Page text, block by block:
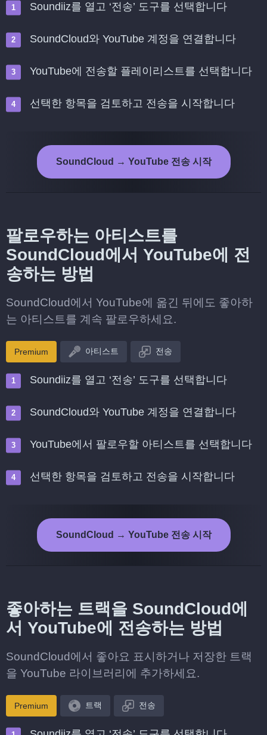
Soundiiz를 열고 ‘전송’ 도구를 선택합니다
SoundCloud와 YouTube 계정을 연결합니다
YouTube에 전송할 플레이리스트를 선택합니다
선택한 항목을 검토하고 전송을 시작합니다
SoundCloud → YouTube 전송 시작
팔로우하는 아티스트를
SoundCloud에서 YouTube에 전
송하는 방법
SoundCloud에서 YouTube에 옮긴 뒤에도 좋아하
는 아티스트를 계속 팔로우하세요.
Premium 아티스트 전송
Soundiiz를 열고 ‘전송’ 도구를 선택합니다
SoundCloud와 YouTube 계정을 연결합니다
YouTube에서 팔로우할 아티스트를 선택합니다
선택한 항목을 검토하고 전송을 시작합니다
SoundCloud → YouTube 전송 시작
좋아하는 트랙을 SoundCloud에
서 YouTube에 전송하는 방법
SoundCloud에서 좋아요 표시하거나 저장한 트랙
을 YouTube 라이브러리에 추가하세요.
Premium 트랙 전송